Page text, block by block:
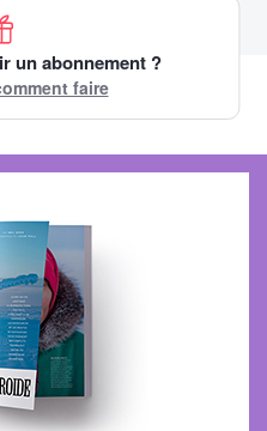
un abonnement ?
faire